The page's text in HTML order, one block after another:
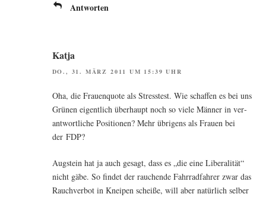
Antworten
Katja
DO., 31. MÄRZ 2011 UM 15:39 UHR
Oha, die Frau­en­quo­te als Stress­test. Wie schaf­fen es bei uns
Grü­nen eigent­lich über­haupt noch so vie­le Män­ner in ver­
ant­wort­li­che Posi­tio­nen? Mehr übri­gens als Frau­en bei
der FDP?
Aug­stein hat ja auch gesagt, dass es „die eine Libe­ra­li­tät“
nicht gäbe. So fin­det der rau­chen­de Fahr­rad­fah­rer zwar das
Rauch­ver­bot in Knei­pen schei­ße, will aber natür­lich sel­ber